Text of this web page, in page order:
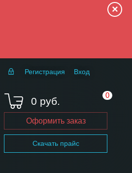
×
Регистрация Вход
0
0 руб.
Оформить заказ
Скачать прайс